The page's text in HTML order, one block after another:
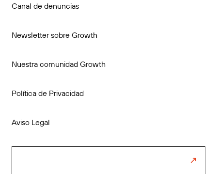
Canal de denuncias
Newsletter sobre Growth
Nuestra comunidad Growth
Política de Privacidad
Aviso Legal